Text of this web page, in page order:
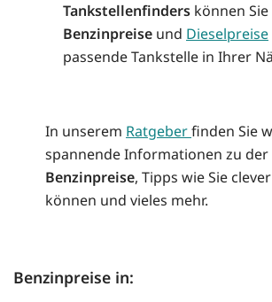
Tankstellenfinders können
Benzinpreise und Dieselpreise
passende Tankstelle in Ihrer
In unserem Ratgeberfinden Sie
spannende Informationen zu
Benzinpreise, Tipps wie Sie clever
können und vieles mehr.
Benzinpreise in: